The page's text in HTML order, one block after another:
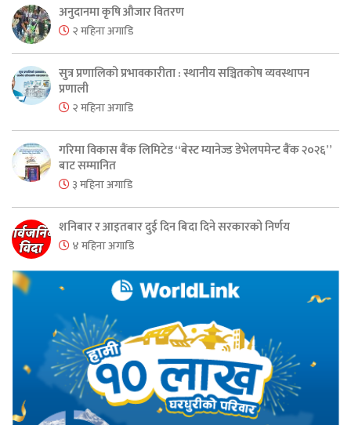
अनुदानमा कृषि औजार वितरण
२ महिना अगाडि
सुत्र प्रणालिको प्रभावकारीता : स्थानीय सञ्चितकोष व्यवस्थापन
प्रणाली
२ महिना अगाडि
गरिमा विकास बैंक लिमिटेड “बेस्ट म्यानेज्ड डेभेलपमेन्ट बैंक २०२६”
बाट सम्मानित
३ महिना अगाडि
शनिबार र आइतबार दुई दिन बिदा दिने सरकारको निर्णय
४ महिना अगाडि